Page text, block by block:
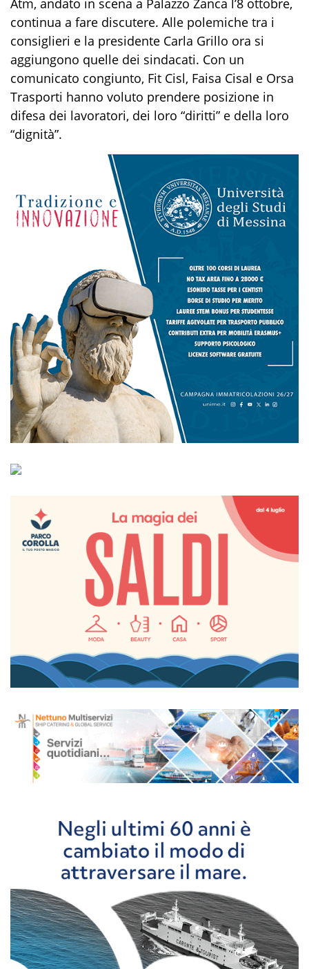
continua a fare discutere. Alle polemiche tra i
consiglieri e la presidente Carla Grillo ora si
aggiungono quelle dei sindacati. Con un
comunicato congiunto, Fit Cisl, Faisa Cisal e Orsa
Trasporti hanno voluto prendere posizione in
difesa dei lavoratori, dei loro “diritti” e della loro
“dignità”.